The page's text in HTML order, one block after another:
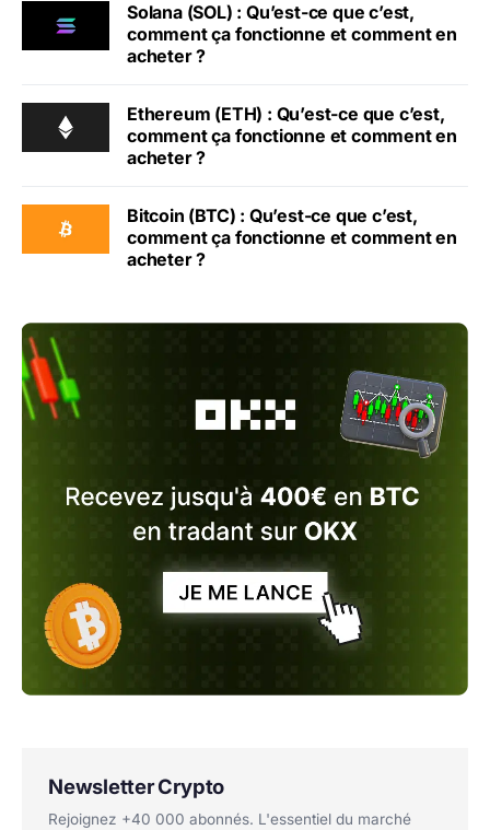
Solana (SOL) : Qu’est-ce que c’est,
comment ça fonctionne et comment en
acheter ?
Ethereum (ETH) : Qu’est-ce que c’est,
comment ça fonctionne et comment en
acheter ?
Bitcoin (BTC) : Qu’est-ce que c’est,
comment ça fonctionne et comment en
acheter ?
Newsletter Crypto
Rejoignez +40 000 abonnés. L'essentiel du marché